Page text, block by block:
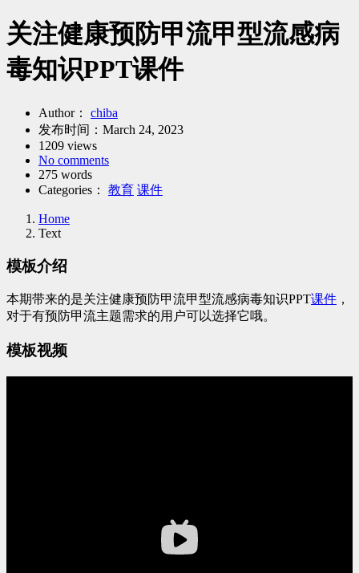
关注健康预防甲流甲型流感病
毒知识PPT课件
Author：
chiba
发布时间： March 24, 2023
1209 views
No comments
275 words
Categories：
教育 课件
Home
Text
模板介绍
本期带来的是关注健康预防甲流甲型流感病毒知识PPT课件 ，
对于有预防甲流主题需求的用户可以选择它哦。
模板视频